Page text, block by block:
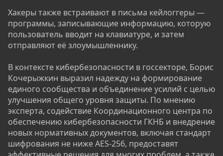
Хакеры также встраивают в письма кейлоггеры —
программы, записывающие информацию, которую
пользователь вводит на клавиатуре, и затем
отправляют её злоумышленнику.
В контексте кибербезопасности в госсекторе, Борис
Кочерыжкин выразил надежду на формирование
единого сообщества и объединение усилий с целью
улучшения общего уровня защиты. По мнению
эксперта, содействие Координационного центра по
обеспечению кибербезопасности ГКНБ и внедрение
новых нормативных документов, включая стандарт
шифрования не ниже AES-256, предоставят